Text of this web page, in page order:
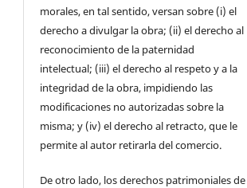
morales, en tal sentido, versan sobre (i) el
derecho a divulgar la obra; (ii) el derecho al
reconocimiento de la paternidad
intelectual; (iii) el derecho al respeto y a la
integridad de la obra, impidiendo las
modificaciones no autorizadas sobre la
misma; y (iv) el derecho al retracto, que le
permite al autor retirarla del comercio.
De otro lado, los derechos patrimoniales de